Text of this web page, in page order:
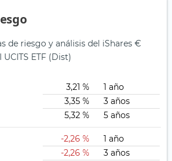
de riesgo y análisis del iShares €
UCITS ETF (Dist)
3,21 %
1 año
3,35 %
3 años
5,32 %
5 años
-2,26 %
1 año
-2,26 %
3 años